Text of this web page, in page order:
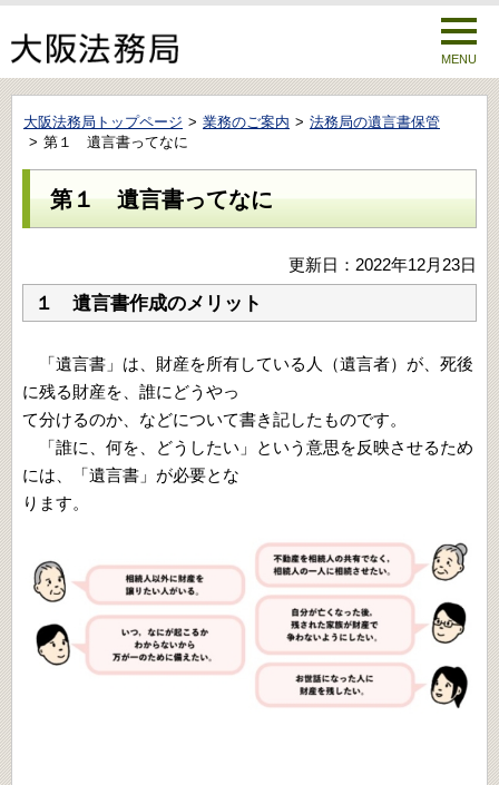
MENU
大阪法務局トップページ 業務のご案内
法務局の遺言書保管
第１ 遺言書ってなに
第１ 遺言書ってなに
更新日：2022年12月23日
１ 遺言書作成のメリット
「遺言書」は、財産を所有している人（遺言者）が、死後
に残る財産を、誰にどうやっ
て分けるのか、などについて書き記したものです。
「誰に、何を、どうしたい」という意思を反映させるため
には、「遺言書」が必要とな
ります。